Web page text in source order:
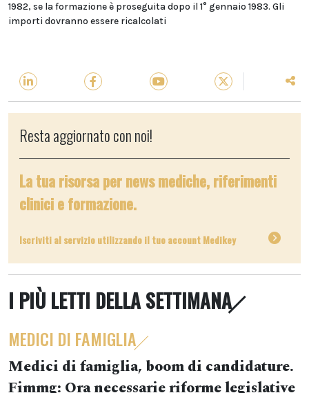
1982, se la formazione è proseguita dopo il 1° gennaio 1983. Gli
importi dovranno essere ricalcolati
Resta aggiornato con noi!
La tua risorsa per news mediche, riferimenti
clinici e formazione.
Iscriviti al servizio utilizzando il tuo account Medikey
I PIÙ LETTI DELLA SETTIMANA
MEDICI DI FAMIGLIA
Medici di famiglia, boom di candidature.
Fimmg: Ora necessarie riforme legislative